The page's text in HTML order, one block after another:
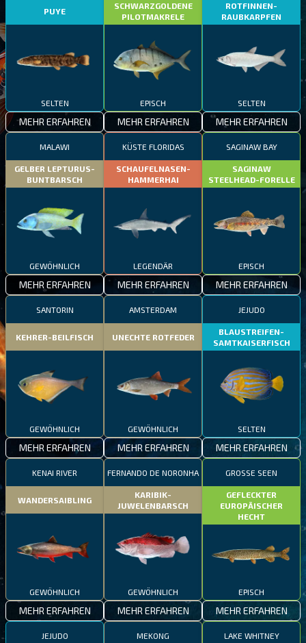
PUYE
SELTEN
MEHR ERFAHREN
SCHWARZGOLDENE
PILOTMAKRELE
EPISCH
MEHR ERFAHREN
ROTFINNEN-
RAUBKARPFEN
SELTEN
MEHR ERFAHREN
MALAWI
GELBER LEPTURUS-
BUNTBARSCH
GEWÖHNLICH
MEHR ERFAHREN
KÜSTE FLORIDAS
SCHAUFELNASEN-
HAMMERHAI
LEGENDÄR
MEHR ERFAHREN
SAGINAW BAY
SAGINAW
STEELHEAD-FORELLE
EPISCH
MEHR ERFAHREN
SANTORIN
KEHRER-BEILFISCH
GEWÖHNLICH
MEHR ERFAHREN
AMSTERDAM
UNECHTE ROTFEDER
GEWÖHNLICH
MEHR ERFAHREN
JEJUDO
BLAUSTREIFEN-
SAMTKAISERFISCH
SELTEN
MEHR ERFAHREN
KENAI RIVER
WANDERSAIBLING
GEWÖHNLICH
MEHR ERFAHREN
FERNANDO DE NORONHA
KARIBIK-
JUWELENBARSCH
GEWÖHNLICH
MEHR ERFAHREN
GROSSE SEEN
GEFLECKTER
EUROPÄISCHER
HECHT
EPISCH
MEHR ERFAHREN
JEJUDO MEKONG LAKE WHITNEY